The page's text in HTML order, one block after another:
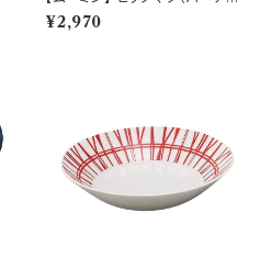
ィ）【MM3200】MM3203-35
¥2,970